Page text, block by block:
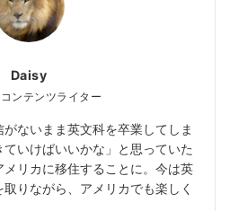
Daisy
ンテンツライター
ないまま英文科を卒業してしま
いけばいいかな」と思っていた
リカに移住することに。今は英
りながら、アメリカでも楽しく